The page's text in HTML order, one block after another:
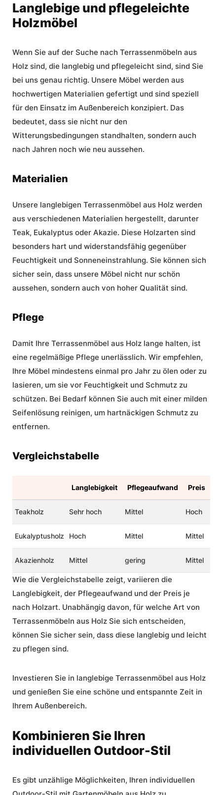
Langlebige und pflegeleichte
Holzmöbel
Wenn Sie auf der Suche nach Terrassenmöbeln aus
Holz sind, die langlebig und pflegeleicht sind, sind Sie
bei uns genau richtig. Unsere Möbel werden aus
hochwertigen Materialien gefertigt und sind speziell
für den Einsatz im Außenbereich konzipiert. Das
bedeutet, dass sie nicht nur den
Witterungsbedingungen standhalten, sondern auch
nach Jahren noch wie neu aussehen.
Materialien
Unsere langlebigen Terrassenmöbel aus Holz werden
aus verschiedenen Materialien hergestellt, darunter
Teak, Eukalyptus oder Akazie. Diese Holzarten sind
besonders hart und widerstandsfähig gegenüber
Feuchtigkeit und Sonneneinstrahlung. Sie können sich
sicher sein, dass unsere Möbel nicht nur schön
aussehen, sondern auch von hoher Qualität sind.
Pflege
Damit Ihre Terrassenmöbel aus Holz lange halten, ist
eine regelmäßige Pflege unerlässlich. Wir empfehlen,
Ihre Möbel mindestens einmal pro Jahr zu ölen oder zu
lasieren, um sie vor Feuchtigkeit und Schmutz zu
schützen. Bei Bedarf können Sie auch mit einer milden
Seifenlösung reinigen, um hartnäckigen Schmutz zu
entfernen.
Vergleichstabelle
Langlebigkeit Pflegeaufwand Preis
Teakholz Sehr hoch Mittel Hoch
Eukalyptusholz Hoch Mittel Mittel
Akazienholz Mittel gering Mittel
Wie die Vergleichstabelle zeigt, variieren die
Langlebigkeit, der Pflegeaufwand und der Preis je
nach Holzart. Unabhängig davon, für welche Art von
Terrassenmöbeln aus Holz Sie sich entscheiden,
können Sie sicher sein, dass diese langlebig und leicht
zu pflegen sind.
Investieren Sie in langlebige Terrassenmöbel aus Holz
und genießen Sie eine schöne und entspannte Zeit in
Ihrem Außenbereich.
Kombinieren Sie Ihren
individuellen Outdoor-Stil
Es gibt unzählige Möglichkeiten, Ihren individuellen